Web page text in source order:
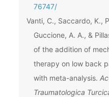
76747/
Vanti, C., Saccardo, K.,
Guccione, A. A., &
of the addition of
therapy on low back
with meta-analysis.
Traumatologica